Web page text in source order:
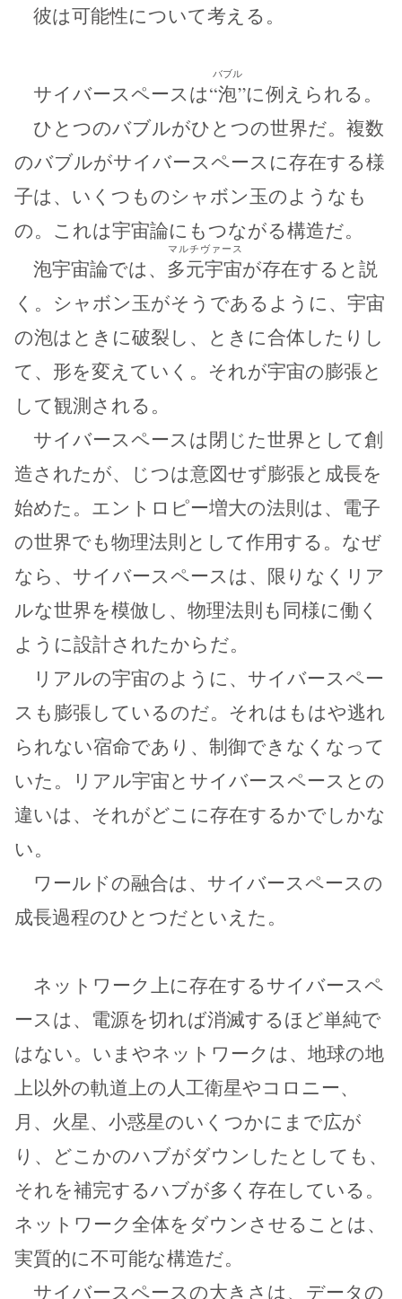
彼は可能性について考える。
サイバースペースは“泡
バブル
”に例えられる。
ひとつのバブルがひとつの世界だ。複数
のバブルがサイバースペースに存在する様
子は、いくつものシャボン玉のようなも
の。これは宇宙論にもつながる構造だ。
泡宇宙論では、 多元宇宙
マルチヴァース
が存在すると説
く。シャボン玉がそうであるように、宇宙
の泡はときに破裂し、ときに合体したりし
て、形を変えていく。それが宇宙の膨張と
して観測される。
サイバースペースは閉じた世界として創
造されたが、じつは意図せず膨張と成長を
始めた。エントロピー増大の法則は、電子
の世界でも物理法則として作用する。なぜ
なら、サイバースペースは、限りなくリア
ルな世界を模倣し、物理法則も同様に働く
ように設計されたからだ。
リアルの宇宙のように、サイバースペー
スも膨張しているのだ。それはもはや逃れ
られない宿命であり、制御できなくなって
いた。リアル宇宙とサイバースペースとの
違いは、それがどこに存在するかでしかな
い。
ワールドの融合は、サイバースペースの
成長過程のひとつだといえた。
ネットワーク上に存在するサイバースペ
ースは、電源を切れば消滅するほど単純で
はない。いまやネットワークは、地球の地
上以外の軌道上の人工衛星やコロニー、
月、火星、小惑星のいくつかにまで広が
り、どこかのハブがダウンしたとしても、
それを補完するハブが多く存在している。
ネットワーク全体をダウンさせることは、
実質的に不可能な構造だ。
サイバースペースの大きさは、データの